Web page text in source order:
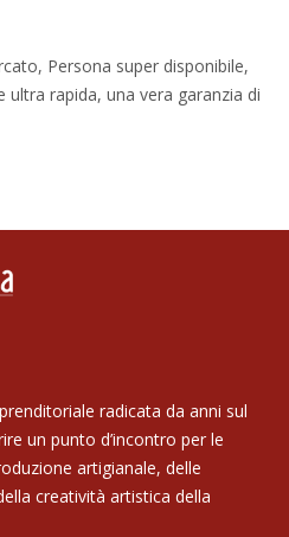
Persona super disponibile,
rapida, una vera garanzia di
radicata da anni sul
un punto d’incontro per le
artigianale, delle
creatività artistica della